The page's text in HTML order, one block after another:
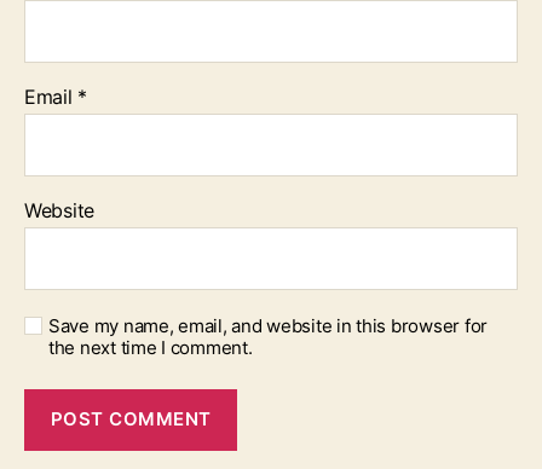
Email *
Website
Save my name, email, and website in this browser for
the next time I comment.